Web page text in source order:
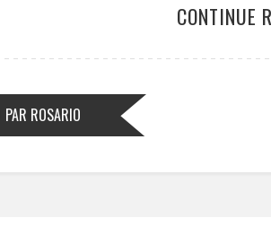
CONTINUE
PAR ROSARIO